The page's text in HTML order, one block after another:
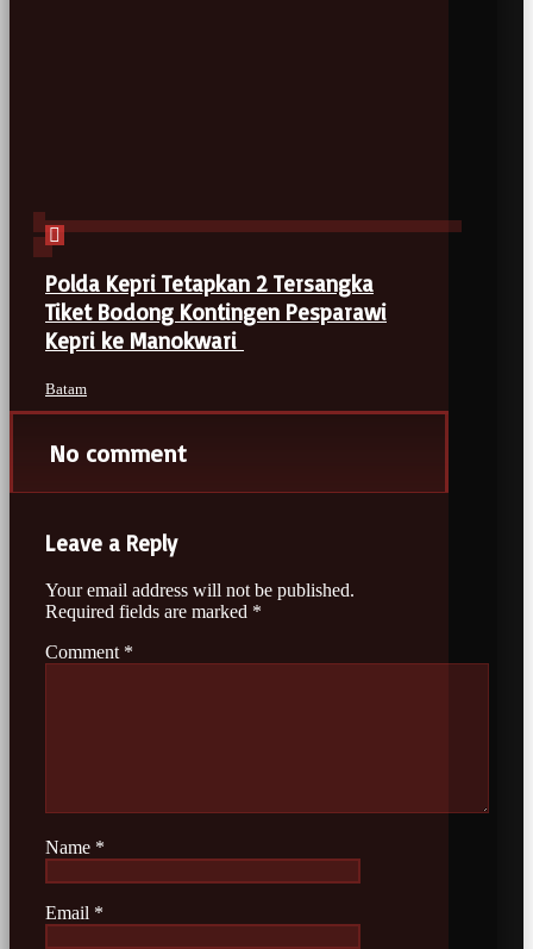
Polda Kepri Tetapkan 2 Tersangka
Tiket Bodong Kontingen Pesparawi
Kepri ke Manokwari
Batam
No comment
Leave a Reply
Your email address will not be published.
Required fields are marked *
Comment *
Name *
Email *